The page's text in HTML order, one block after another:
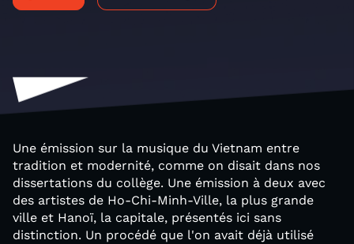
Une émission sur la musique du Vietnam entre
tradition et modernité, comme on disait dans nos
dissertations du collège. Une émission à deux avec
des artistes de Ho-Chi-Minh-Ville, la plus grande
ville et Hanoï, la capitale, présentés ici sans
distinction. Un procédé que l'on avait déjà utilisé